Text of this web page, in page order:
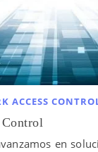
ACCESS
en